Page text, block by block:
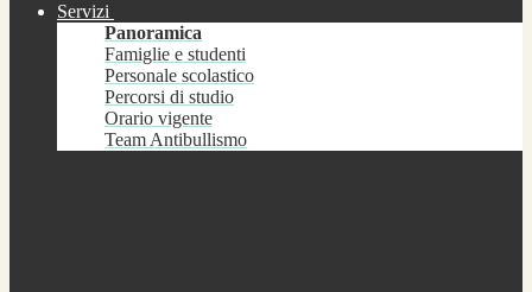
Servizi
Panoramica
Famiglie e studenti
Personale scolastico
Percorsi di studio
Orario vigente
Team Antibullismo